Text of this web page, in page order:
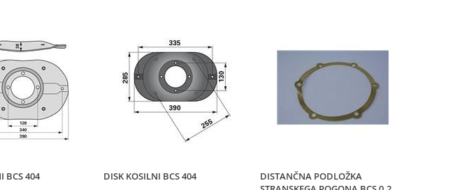
BCS 404 DISK KOSILNI BCS 404
DISTANČNA PODLOŽKA